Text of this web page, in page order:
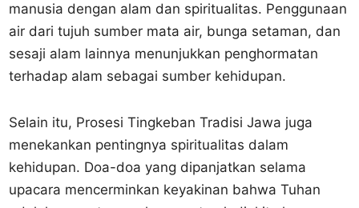
manusia dengan alam dan spiritualitas. Penggunaan
air dari tujuh sumber mata air, bunga setaman, dan
sesaji alam lainnya menunjukkan penghormatan
terhadap alam sebagai sumber kehidupan.
Selain itu, Prosesi Tingkeban Tradisi Jawa juga
menekankan pentingnya spiritualitas dalam
kehidupan. Doa-doa yang dipanjatkan selama
upacara mencerminkan keyakinan bahwa Tuhan